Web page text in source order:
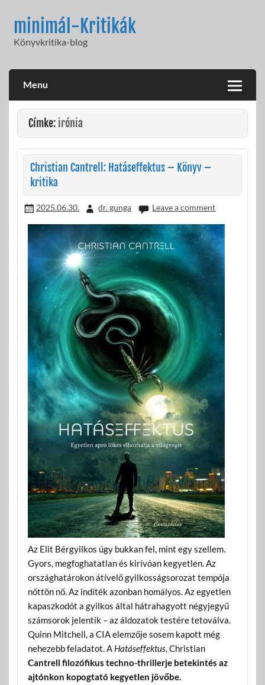
contentminimál-Kritikák
Könyvkritika-blog
Menu
Címke: irónia
Christian Cantrell: Hatáseffektus – Könyv –
kritika
2025.06.30. dr. gunga Leave a comment
Az Elit Bérgyilkos úgy bukkan fel, mint egy szellem.
Gyors, megfoghatatlan és kirívóan kegyetlen. Az
országhatárokon átívelő gyilkosságsorozat tempója
nőttön nő. Az indíték azonban homályos. Az egyetlen
kapaszkodót a gyilkos által hátrahagyott négyjegyű
számsorok jelentik – az áldozatok testére tetoválva.
Quinn Mitchell, a CIA elemzője sosem kapott még
nehezebb feladatot. A Hatáseffektus, Christian
Cantrell filozófikus techno-thrillerje betekintés az
ajtónkon kopogtató kegyetlen jövőbe.